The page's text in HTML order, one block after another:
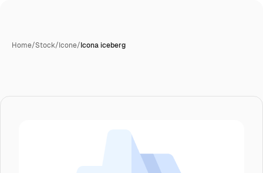
Home/Stock/Icone/Icona iceberg